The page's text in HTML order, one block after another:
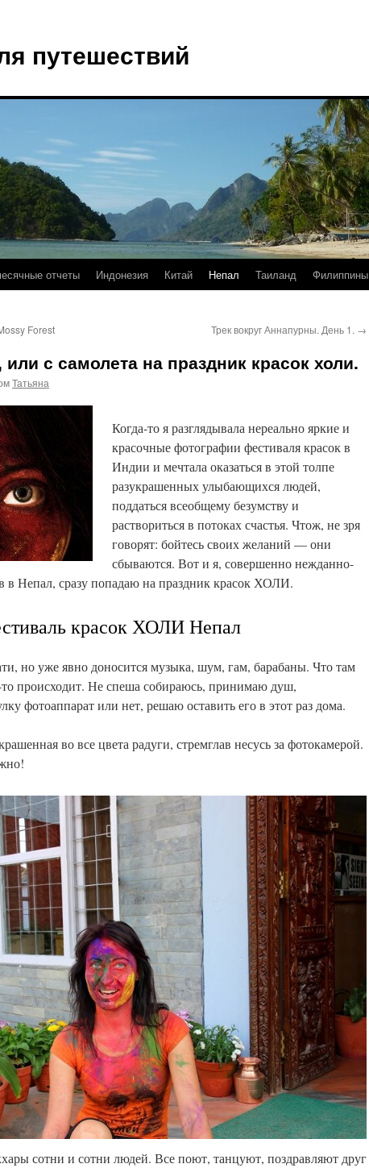
путешествий
отчеты Индонезия Китай Непал Таиланд Филиппины
Forest Трек вокруг Аннапурны. День 1. →
с самолета на праздник красок холи.
Татьяна
Когда-то я разглядывала нереально яркие и
красочные фотографии фестиваля красок в
Индии и мечтала оказаться в этой толпе
разукрашенных улыбающихся людей,
поддаться всеобщему безумству и
раствориться в потоках счастья. Чтож, не зря
говорят: бойтесь своих желаний — они
сбываются. Вот и я, совершенно нежданно-
в Непал, сразу попадаю на праздник красок ХОЛИ.
красок ХОЛИ Непал
но уже явно доносится музыка, шум, гам, барабаны. Что там
то происходит. Не спеша собираюсь, принимаю душ,
фотоаппарат или нет, решаю оставить его в этот раз дома.
во все цвета радуги, стремглав несусь за фотокамерой.
сотни и сотни людей. Все поют, танцуют, поздравляют друг